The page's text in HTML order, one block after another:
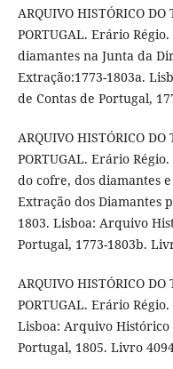
ARQUIVO HISTÓRICO
PORTUGAL. Erário
diamantes na Junta da
Extração:1773-1803a.
de Contas de Portugal,
ARQUIVO HISTÓRICO
PORTUGAL. Erário
do cofre, dos diamantes
Extração dos Diamantes
1803. Lisboa: Arquivo
Portugal, 1773-1803b.
ARQUIVO HISTÓRICO
PORTUGAL. Erário
Lisboa: Arquivo
Portugal, 1805. Livro